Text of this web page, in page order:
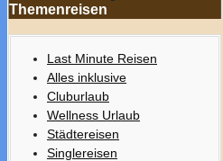
Themenreisen
Last Minute Reisen
Alles inklusive
Cluburlaub
Wellness Urlaub
Städtereisen
Singlereisen